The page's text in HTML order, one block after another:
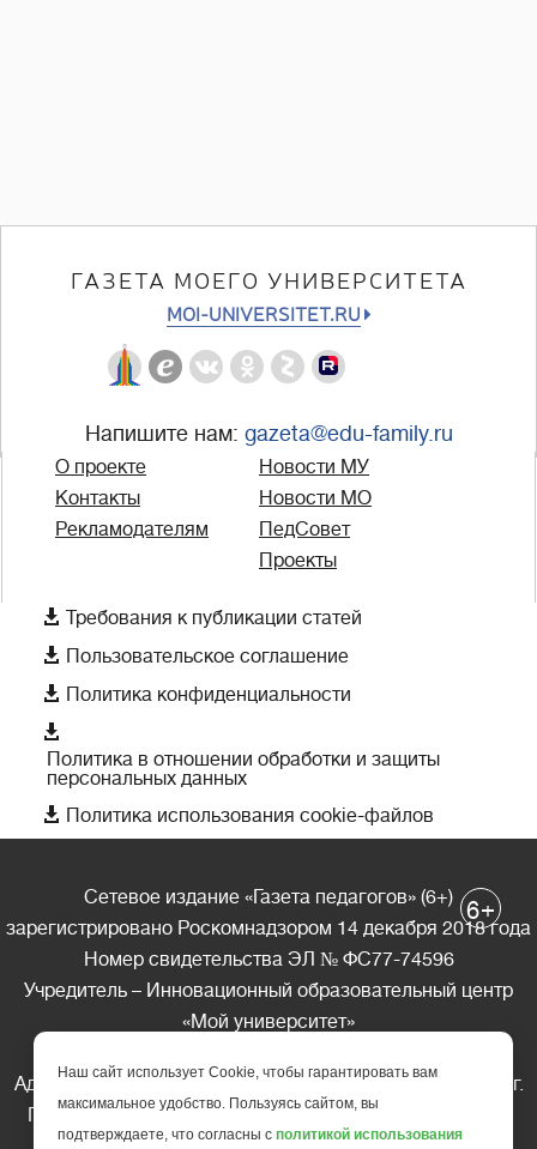
ГАЗЕТА МОЕГО УНИВЕРСИТЕТА
MOI-UNIVERSITET.RU
Напишите нам: gazeta@edu-family.ru
О проекте
Контакты
Рекламодателям
Новости МУ
Новости МО
ПедСовет
Проекты
 Требования к публикации статей
 Пользовательское соглашение
 Политика конфиденциальности

Политика в отношении обработки и защиты
персональных данных
 Политика использования cookie-файлов
Сетевое издание «Газета педагогов» (6+)
зарегистрировано Роскомнадзором 14 декабря 2018 года
Номер свидетельства ЭЛ № ФС77-74596
Учредитель – Инновационный образовательный центр
«Мой университет»
Адрес редакции: 185035 Россия, Республика Карелия, г.
Петрозаводск, ул. Фридриха Энгельса д.10, офис 211
6+
Наш сайт использует Cookie, чтобы гарантировать вам
максимальное удобство. Пользуясь сайтом, вы
подтверждаете, что согласны с политикой использования